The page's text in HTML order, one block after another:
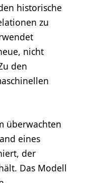
historische
zu
nicht
den
überwachten
eines
der
Das Modell